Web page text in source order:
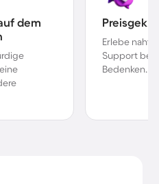
dem
Erlebe
Support bei
Bedenken.